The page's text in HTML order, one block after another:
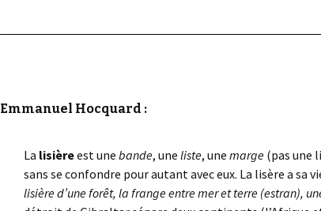
Emmanuel Hocquard :
La lisièreest une bande, une liste, une marge (pas une
sans se confondre pour autant avec eux. La lisère a
lisière d’une forêt, la frange entre mer et terre (estran),